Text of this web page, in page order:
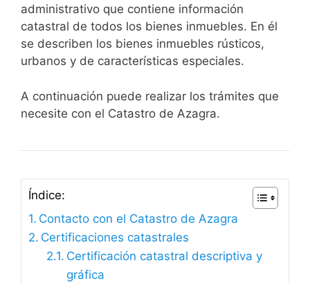
administrativo que contiene información
catastral de todos los bienes inmuebles. En él
se describen los bienes inmuebles rústicos,
urbanos y de características especiales.
A continuación puede realizar los trámites que
necesite con el Catastro de Azagra.
Índice:
Contacto con el Catastro de Azagra
Certificaciones catastrales
Certificación catastral descriptiva y
gráfica